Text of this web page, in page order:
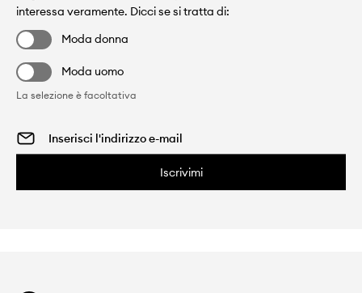
interessa veramente. Dicci se si tratta di:
Moda donna
Moda uomo
La selezione è facoltativa
Iscrivimi